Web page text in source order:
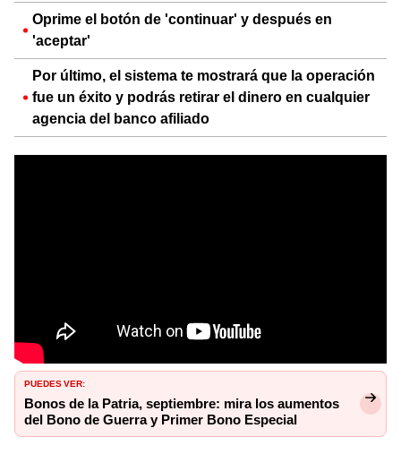
Oprime el botón de 'continuar' y después en
'aceptar'
Por último, el sistema te mostrará que la operación
fue un éxito y podrás retirar el dinero en cualquier
agencia del banco afiliado
PUEDES VER:
Bonos de la Patria, septiembre: mira los aumentos
del Bono de Guerra y Primer Bono Especial